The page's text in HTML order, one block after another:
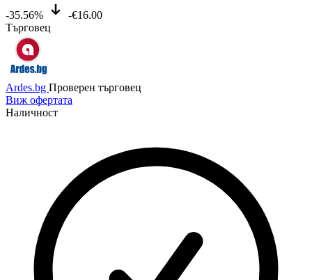
-35.56%
-€16.00
Търговец
Ardes.bg Проверен търговец
Виж офертата
Наличност